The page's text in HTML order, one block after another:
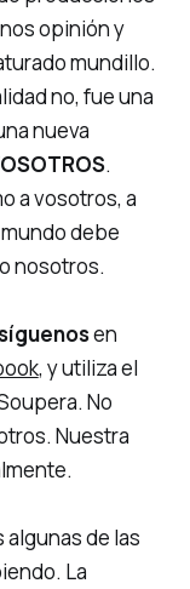
opinión y
mundillo.
no, fue una
nueva
.
a vosotros, a
debe
nosotros.
en
, y utiliza el
. No
Nuestra
algunas de las
La